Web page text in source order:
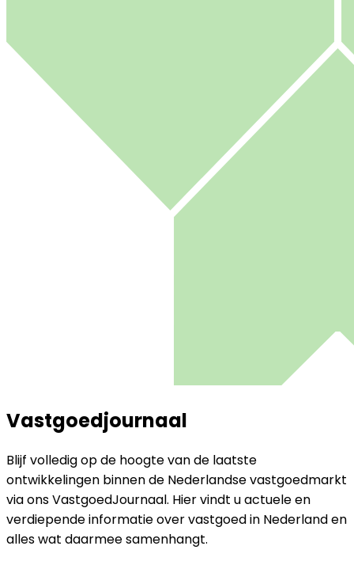
Vastgoedjournaal
Blijf volledig op de hoogte van de laatste
ontwikkelingen binnen de Nederlandse vastgoedmarkt
via ons VastgoedJournaal. Hier vindt u actuele en
verdiepende informatie over vastgoed in Nederland en
alles wat daarmee samenhangt.